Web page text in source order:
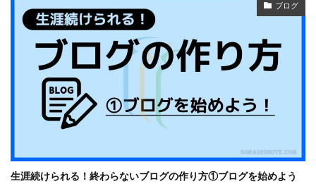
ブログ
生涯続けられる！終わらないブログの作り方①ブログを始めよう